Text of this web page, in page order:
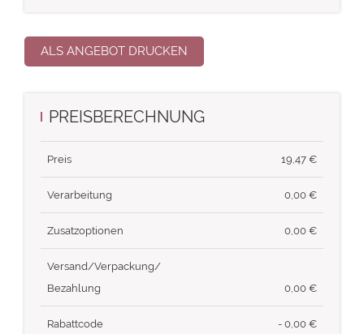
ALS ANGEBOT DRUCKEN
PREISBERECHNUNG
Preis 19,47 €
Verarbeitung 0,00 €
Zusatzoptionen 0,00 €
Versand/Verpackung/
Bezahlung
0,00 €
Rabattcode - 0,00 €